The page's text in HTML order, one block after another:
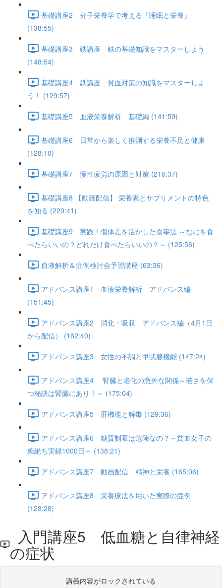
基礎講座2 分子栄養学で考える「睡眠と栄養」
(138:55)
基礎講座3 鉄講座 鉄の基礎知識をマスターしよう
(148:54)
基礎講座4 鉄講座 貧血対策の知識をマスターしよ
う！ (129:57)
基礎講座5 血液栄養解析 基礎編 (141:59)
基礎講座6 日常から楽しく推測する栄養不足と健康
(128:10)
基礎講座7 慢性疲労の原因と対策 (216:37)
基礎講座8 【動画配信】 栄養素とサプリメントの特色
を知る (220:41)
基礎講座9 実践！個体差を活かした食事法 ～なにを食
べたらいいの？どれだけ食べたらいいの？～ (125:56)
血液解析＆症例検討会予習講座 (63:36)
アドバンス講座1 血液栄養解析 アドバンス編
(151:45)
アドバンス講座2 消化・吸収 アドバンス編（4月1日
から配信） (162:40)
アドバンス講座3 女性の不調と甲状腺機能 (147:24)
アドバンス講座4 腎臓と老化の意外な関係～若さを保
つ秘訣は腎臓にあり！～ (175:04)
アドバンス講座5 肝機能と解毒 (129:36)
アドバンス講座6 糖質制限は危険なの？～貧血女子の
糖絶ち実録1000日～ (138:21)
アドバンス講座7 動画配信 精神と栄養 (165:06)
アドバンス講座8 栄養療法を用いた実際の症例
(128:28)
入門講座5 低血糖と自律神経
の症状
講義内容がロックされている